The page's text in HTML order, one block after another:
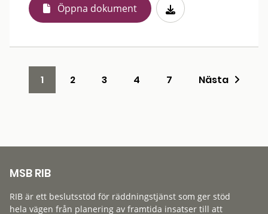
Öppna dokument
1 2 3 4 7 Nästa
MSB RIB
RIB är ett beslutsstöd för räddningstjänst som ger stöd
hela vägen från planering av framtida insatser till att